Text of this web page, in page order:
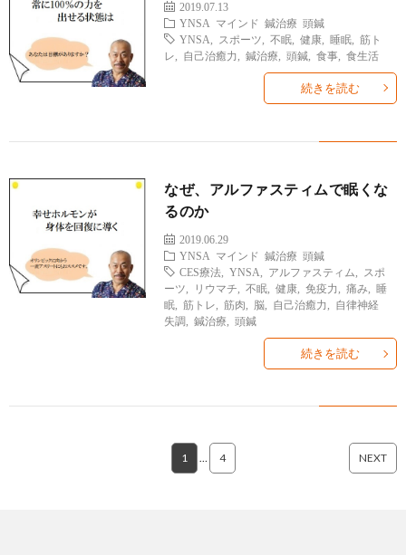
2019.07.13
YNSA
マインド 鍼治療
頭鍼
YNSA
スポーツ ,不眠 ,健康 ,睡眠 ,筋ト
レ
自己治癒力 ,鍼治療 ,頭鍼 ,食事 ,食生活
続きを読む
なぜ、アルファスティムで眠くな
るのか
2019.06.29
YNSA
マインド 鍼治療
頭鍼
CES療法 ,YNSA アルファスティム
スポ
ーツ
リウマチ ,不眠 ,健康 ,免疫力 ,痛み ,睡
眠 ,筋トレ ,筋肉 脳 自己治癒力
自律神経
失調
,鍼治療 ,頭鍼
続きを読む
1 … 4 NEXT